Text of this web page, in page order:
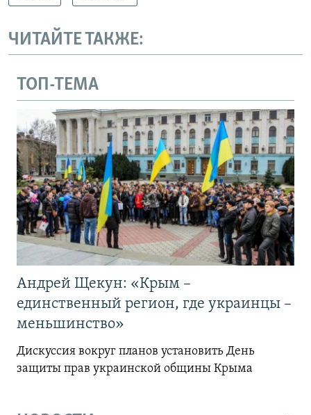
ЧИТАЙТЕ ТАКЖЕ:
ТОП-ТЕМА
Андрей Щекун: «Крым –
единственный регион, где украинцы –
меньшинство»
Дискуссия вокруг планов установить День
защиты прав украинской общины Крыма